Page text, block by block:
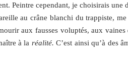
Peintre cependant, je choisirais une
au crâne blanchi du trappiste,
aux fausses voluptés, aux vaines
à la réalité.C’est ainsi qu’à des